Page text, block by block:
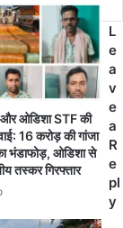
और ओडिशा STF की
16 करोड़ की गांजा
भंडाफोड़, ओडिशा से
तस्कर गिरफ्तार
L
e
a
v
e
a
R
e
pl
y